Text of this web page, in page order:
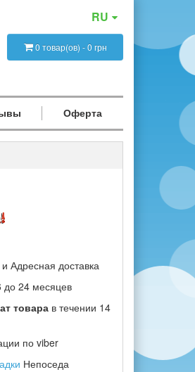
RU
0 товар(ов) - 0 грн
Оферта
Адресная доставка
до 24 месяцев
товара в течении 14
по viber
Непоседа